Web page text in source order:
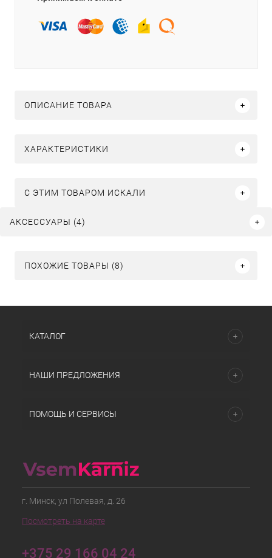
ОПИСАНИЕ ТОВАРА
ХАРАКТЕРИСТИКИ
C ЭТИМ ТОВАРОМ ИСКАЛИ
АКСЕССУАРЫ (4)
ПОХОЖИЕ ТОВАРЫ (8)
КАТАЛОГ
НАШИ ПРЕДЛОЖЕНИЯ
ПОМОЩЬ И СЕРВИСЫ
г. Минск, ул Полевая, д. 26
Посмотреть на карте
+375 29 166 04 24